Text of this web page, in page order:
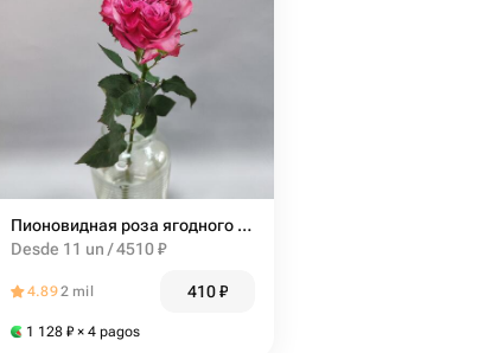
Пионовидная роза ягодного оттенка
Desde 11 un / 4510 ₽
4.892 mil 410₽
1 128 ₽ × 4 pagos